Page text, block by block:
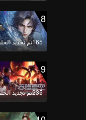
8
165تم تجديد الحلقة
9
235تم تجديد الحلقة